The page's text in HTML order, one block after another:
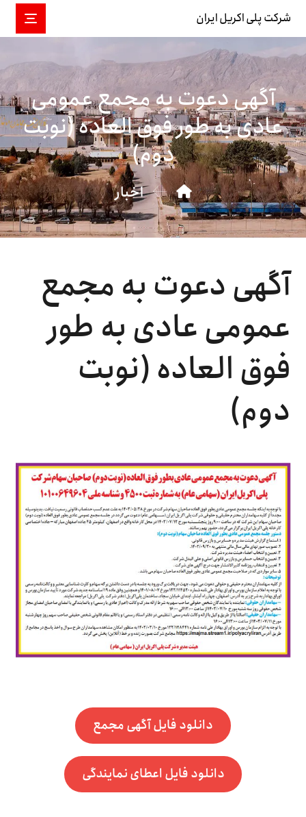
شرکت پلی اکریل ایران
آگهی دعوت به مجمع عمومی
عادی به طور فوق العاده (نوبت
دوم)
اخبار
آگهی دعوت به مجمع
عمومی عادی به طور
فوق العاده (نوبت
دوم)
دانلود فایل آگهی مجمع
دانلود فایل اعطای نمایندگی